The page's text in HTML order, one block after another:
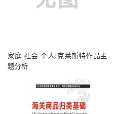
家庭 社会 个人:克莱斯特作品主
题分析